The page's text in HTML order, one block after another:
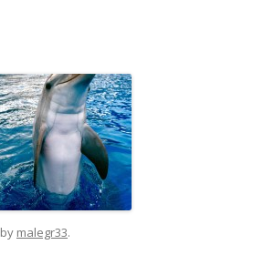
by malegr33.